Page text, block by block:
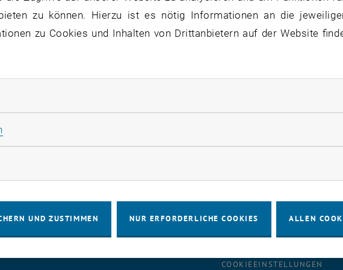
diesem Eintrag sind erst nach Login sichtbar.
COOKIEEINSTELLUNGEN
zu können. Hierzu ist es nötig Informationen an die
zu Cookies und Inhalten von Drittanbietern auf der Website
Cookies zulassen
UND ZUSTIMMEN NUR ERFORDERLICHE COOKIES ALLEN